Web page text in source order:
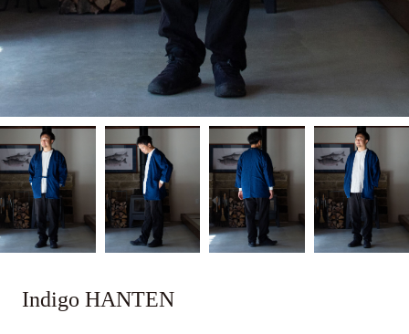
Indigo HANTEN